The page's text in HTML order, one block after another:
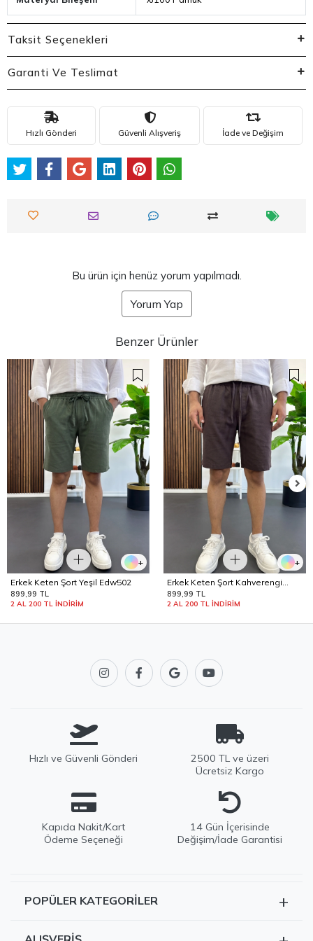
Taksit Seçenekleri
Garanti Ve Teslimat
Hızlı Gönderi Güvenli Alışveriş İade ve Değişim
EDWOX Destek
Bu ürün için henüz yorum yapılmadı.
Yorum Yap
Benzer Ürünler
+
Erkek Keten Şort Yeşil Edw502
899,99 TL
2 AL 200 TL İNDİRİM
+
Erkek Keten Şort Kahverengi
Edw502
899,99 TL
2 AL 200 TL İNDİRİM
Hızlı ve Güvenli Gönderi
2500 TL ve üzeri
Ücretsiz Kargo
Kapıda Nakit/Kart
Ödeme Seçeneği
14 Gün İçerisinde
Değişim/İade Garantisi
POPÜLER KATEGORILER +